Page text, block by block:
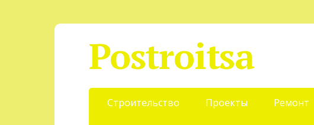
Postroitsa
Строительство Проекты Ремонт